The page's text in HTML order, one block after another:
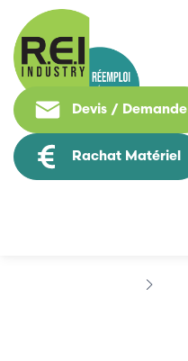
Devis / Demande
Rachat Matériel